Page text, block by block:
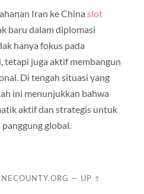
Iran ke China slot
baru dalam diplomasi
hanya fokus pada
tetapi juga aktif membangun
Di tengah situasi yang
ini menunjukkan bahwa
aktif dan strategis untuk
global.
— UP ↑